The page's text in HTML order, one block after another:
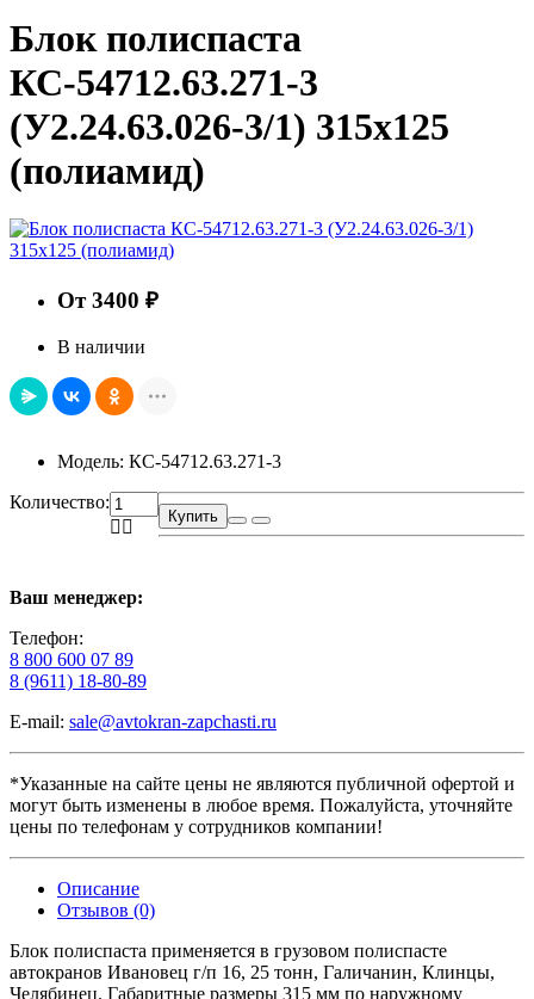
Блок полиспаста
КС-54712.63.271-3
(У2.24.63.026-3/1) 315х125
(полиамид)
От 3400 ₽
В наличии
Модель: КС-54712.63.271-3
Количество:
Купить
Ваш менеджер:
Телефон:
8 800 600 07 89
8 (9611) 18-80-89
E-mail: sale@avtokran-zapchasti.ru
*Указанные на сайте цены не являются публичной офертой и
могут быть изменены в любое время. Пожалуйста, уточняйте
цены по телефонам у сотрудников компании!
Описание
Отзывов (0)
Блок полиспаста применяется в грузовом полиспасте
автокранов Ивановец г/п 16, 25 тонн, Галичанин, Клинцы,
Челябинец. Габаритные размеры 315 мм по наружному